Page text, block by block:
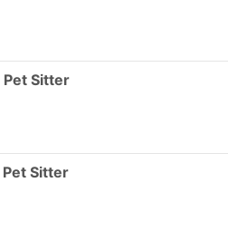
Pet Sitter
Pet Sitter